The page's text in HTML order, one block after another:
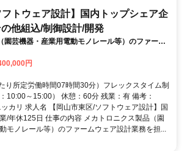
フトウェア設計】国内トップシェア企
他組込/制御設計/開発
園芸機器・産業用電動モノレール等）のファーム
していただきます。ベテランの技術を吸収しつ
デアを形にできるため、やりがいあるポジション
円
り所定労働時間07時間30分）フレックスタイム制
10:00～15:00） 休憩：60分 残業：有 備考：
カリ 求人名 【岡山市東区/ソフトウェア設計】国
/年休125日 仕事の内容 メカトロニクス製品（園
モノレール等）のファームウェア設計業務を担...